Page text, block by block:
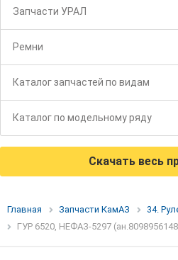
Запчасти УРАЛ
Ремни
Каталог запчастей по видам
Каталог по модельному ряду
Скачать весь
Главная Запчасти КамАЗ
34.
ГУР 6520, НЕФАЗ-5297